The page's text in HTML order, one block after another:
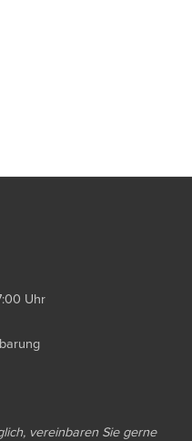
Uhr
vereinbaren Sie gerne